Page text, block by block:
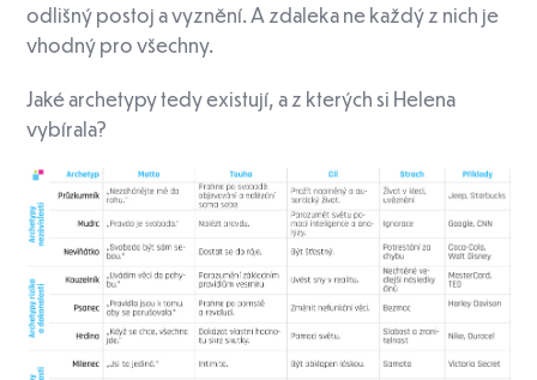
odlišný postoj a vyznění. A zdaleka ne každý z nich je
vhodný pro všechny.
Jaké archetypy tedy existují, a z kterých si Helena
vybírala?